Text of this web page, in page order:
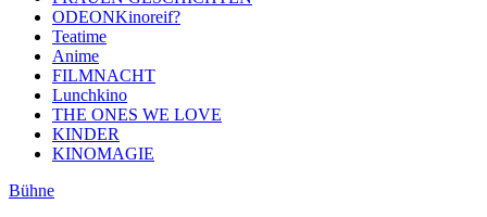
ODEONKinoreif?
Teatime
Anime
FILMNACHT
Lunchkino
THE ONES WE LOVE
KINDER
KINOMAGIE
Bühne